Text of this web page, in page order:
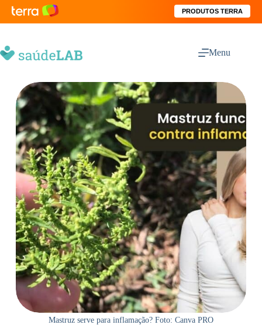
PRODUTOS TERRA
Menu
Mastruz serve para inflamação? Foto: Canva PRO